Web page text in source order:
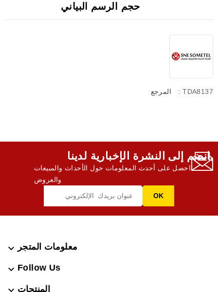
حجم الرسم البياني
المرجع : TDA8137
انضم إلى النشرة الإخبارية لدينا,
احصل على أحدث المعلومات حول الأحداث والمبيعات
والعروض
معلومات المتجر 
Follow Us

المنتجات